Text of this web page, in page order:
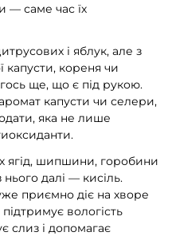
— саме час їх
і яблук, але з
капусти, кореня чи
ще, що є під рукою.
капусти чи селери,
яка не лише
ягід, шипшини, горобини
далі — кисіль.
приємно діє на хворе
вологість
слиз і допомагає